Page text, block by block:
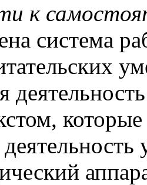
к
система